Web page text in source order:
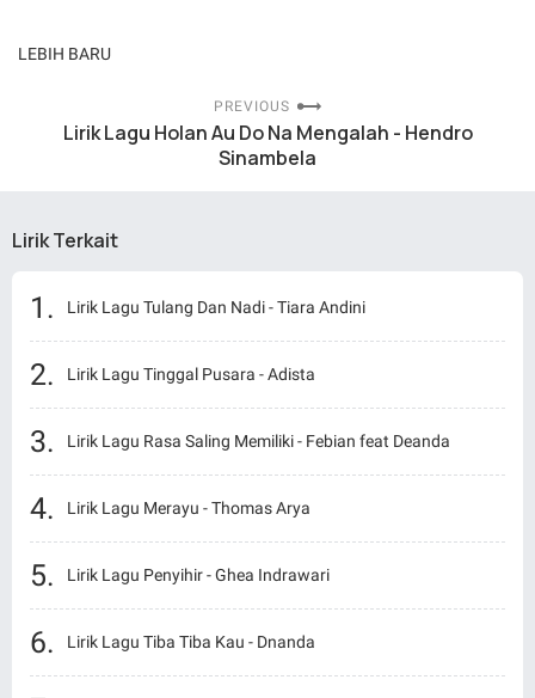
LEBIH BARU
PREVIOUS
Lirik Lagu Holan Au Do Na Mengalah - Hendro
Sinambela
Lirik Terkait
Lirik Lagu Tulang Dan Nadi - Tiara Andini
Lirik Lagu Tinggal Pusara - Adista
Lirik Lagu Rasa Saling Memiliki - Febian feat Deanda
Lirik Lagu Merayu - Thomas Arya
Lirik Lagu Penyihir - Ghea Indrawari
Lirik Lagu Tiba Tiba Kau - Dnanda